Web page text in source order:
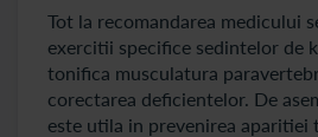
Tot la recomandarea medicului
exercitii specifice sedintelor de
tonifica musculatura
corectarea deficientelor. De
este utila in prevenirea aparitiei